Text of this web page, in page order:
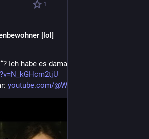
1
[lol]
Ich habe es damals verschlugen:
youtube.com/@WishlistSerie